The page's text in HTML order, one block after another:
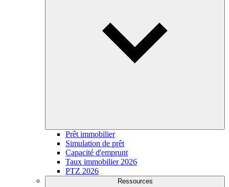
Prêt immobilier
Simulation de prêt
Capacité d'emprunt
Taux immobilier 2026
PTZ 2026
Ressources